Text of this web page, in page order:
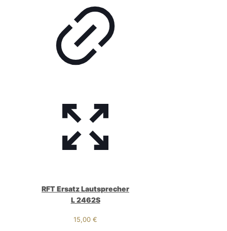
RFT Ersatz Lautsprecher
L 2462S
15,00€